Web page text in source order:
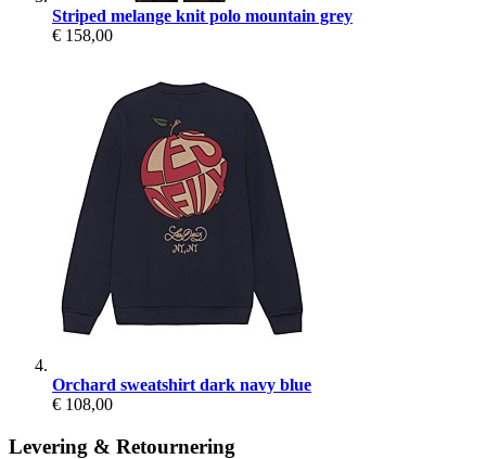
Striped melange knit polo mountain grey
€ 158,00
Orchard sweatshirt dark navy blue
€ 108,00
Levering & Retournering